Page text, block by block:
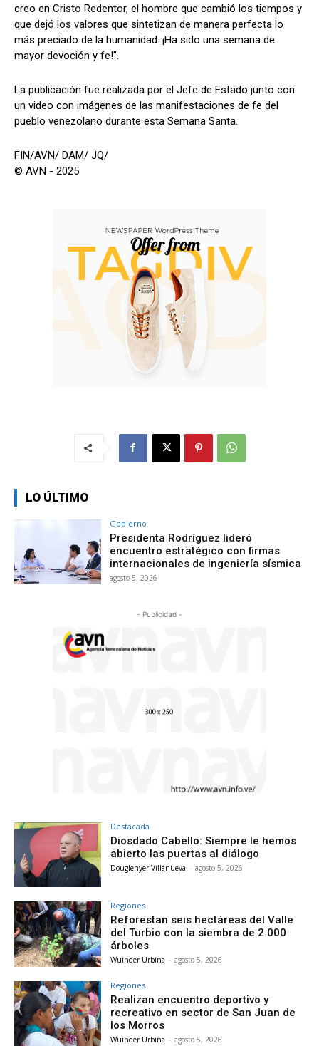
creo en Cristo Redentor, el hombre que cambió los tiempos y
que dejó los valores que sintetizan de manera perfecta lo
más preciado de la humanidad. ¡Ha sido una semana de
mayor devoción y fe!".
La publicación fue realizada por el Jefe de Estado junto con
un video con imágenes de las manifestaciones de fe del
pueblo venezolano durante esta Semana Santa.
FIN/AVN/ DAM/ JQ/
© AVN - 2025
LO ÚLTIMO
Gobierno
Presidenta Rodríguez lideró
encuentro estratégico con firmas
internacionales de ingeniería sísmica
agosto 5, 2026
- Publicidad -
Destacada
Diosdado Cabello: Siempre le hemos
abierto las puertas al diálogo
Douglenyer Villanueva - agosto 5, 2026
Regiones
Reforestan seis hectáreas del Valle
del Turbio con la siembra de 2.000
árboles
Wuinder Urbina - agosto 5, 2026
Regiones
Realizan encuentro deportivo y
recreativo en sector de San Juan de
los Morros
Wuinder Urbina - agosto 5, 2026